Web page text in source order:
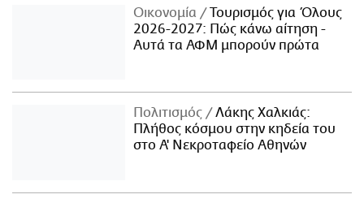
Οικονομία
Τουρισμός για Όλους
2026-2027: Πώς κάνω αίτηση -
Αυτά τα ΑΦΜ μπορούν πρώτα
Πολιτισμός
Λάκης Χαλκιάς:
Πλήθος κόσμου στην κηδεία του
στο Α' Νεκροταφείο Αθηνών